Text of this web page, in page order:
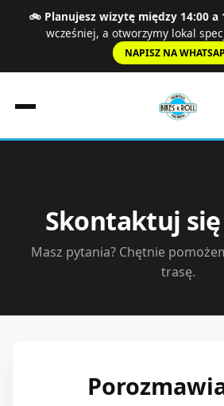
🚲 Planujesz wizytę między 14:00 a
wcześniej, a otworzymy lokal
NAPISZ NA
Cennik
Szosa
Wycieczki
Skontaktuj
Masz pytania? Chętnie
trasę.